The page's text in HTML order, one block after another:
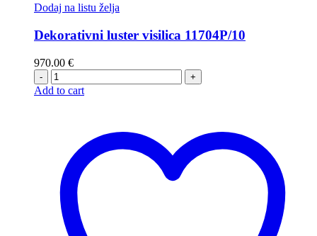
Dodaj na listu želja
Dekorativni luster visilica 11704P/10
970.00 €
- +
Add to cart